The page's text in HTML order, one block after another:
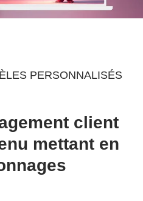
PERSONNALISÉS
client
mettant en